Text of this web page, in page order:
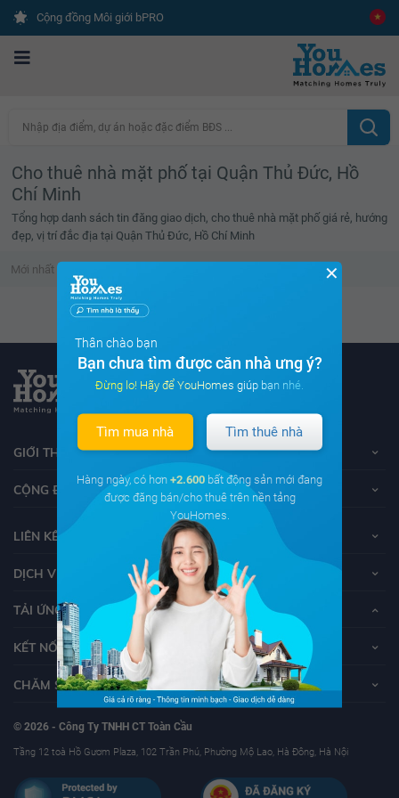
Cộng đồng Môi giới bPRO
Nhập địa điểm, dự án hoặc đặc điểm BĐS ...
Cho thuê nhà mặt phố tại Quận Thủ Đức, Hồ
Chí Minh
Tổng hợp danh sách tin đăng giao dịch, cho thuê nhà mặt phố giá rẻ, hướng
đẹp, vị trí đắc địa tại Quận Thủ Đức, Hồ Chí Minh
Mới nhất
Danh sách tin đã xem trống
GIỚI THIỆU VỀ YOUHOMES
CỘNG ĐỒNG YOUHOMERS
LIÊN KẾT
DỊCH VỤ KHÁCH HÀNG
TẢI ỨNG DỤNG YOUHOMES
KẾT NỐI VỚI YOUHOMES
CHĂM SÓC KHÁCH HÀNG
© 2026 - Công Ty TNHH CT Toàn Cầu
Tầng 12 toà Hồ Gươm Plaza, 102 Trần Phú, Phường Mộ Lao, Hà Đông, Hà Nội
✕
Thân chào bạn
Bạn chưa tìm được căn nhà ưng ý?
Đừng lo! Hãy để YouHomes giúp bạn nhé.
Tìm mua nhà Tìm thuê nhà
Hàng ngày, có hơn +2.600 bất động sản mới đang
được đăng bán/cho thuê trên nền tảng
YouHomes.